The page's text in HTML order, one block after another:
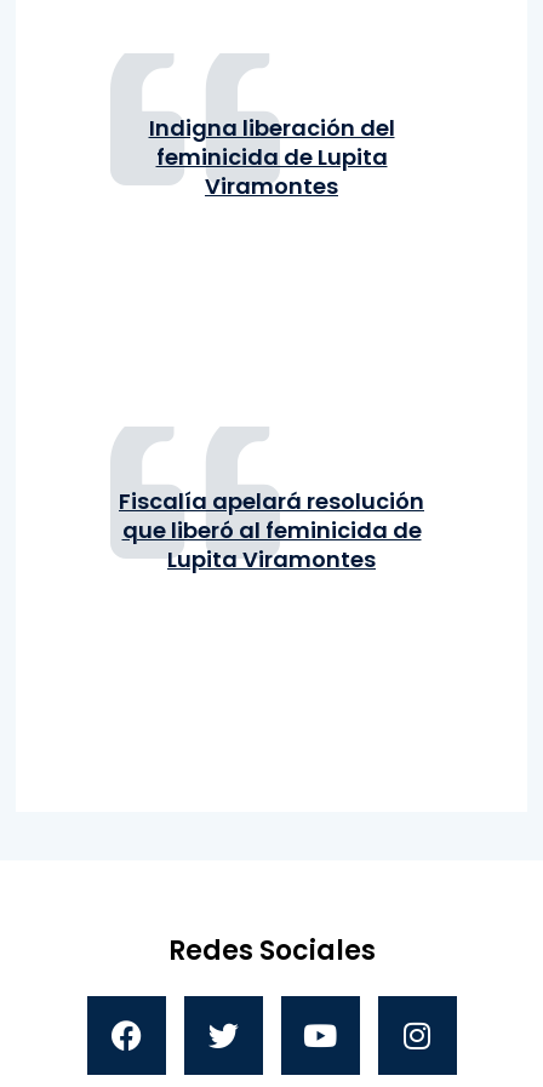
Indigna liberación del
feminicida de Lupita
Viramontes
Fiscalía apelará resolución
que liberó al feminicida de
Lupita Viramontes
Redes Sociales